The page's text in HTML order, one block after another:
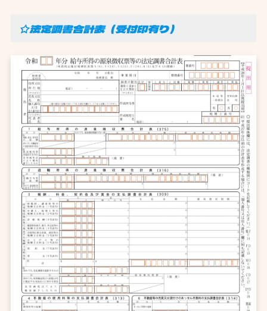
☆法定調書合計表（受付印有り）